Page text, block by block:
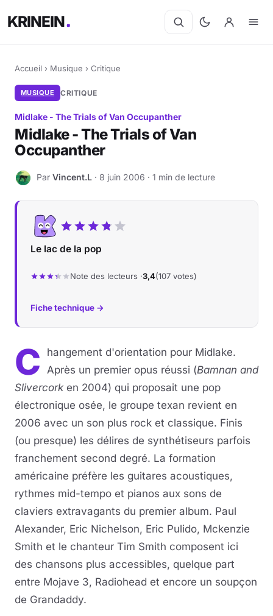
KRINEIN
Accueil › Musique › Critique
MUSIQUE CRITIQUE
Midlake - The Trials of Van Occupanther
Midlake - The Trials of Van
Occupanther
V Par Vincent.L · 8 juin 2006 · 1 min de lecture
Le lac de la pop
Note des lecteurs ·3,4(107 votes)
Fiche technique →
C
hangement d'orientation pour Midlake.
Après un premier opus réussi (Bamnan and
Slivercork en 2004) qui proposait une pop
électronique osée, le groupe texan revient en
2006 avec un son plus rock et classique. Finis
(ou presque) les délires de synthétiseurs parfois
franchement second degré. La formation
américaine préfère les guitares acoustiques,
rythmes mid-tempo et pianos aux sons de
claviers extravagants du premier album. Paul
Alexander, Eric Nichelson, Eric Pulido, Mckenzie
Smith et le chanteur Tim Smith composent ici
des chansons plus accessibles, quelque part
entre Mojave 3, Radiohead et encore un soupçon
de Grandaddy.